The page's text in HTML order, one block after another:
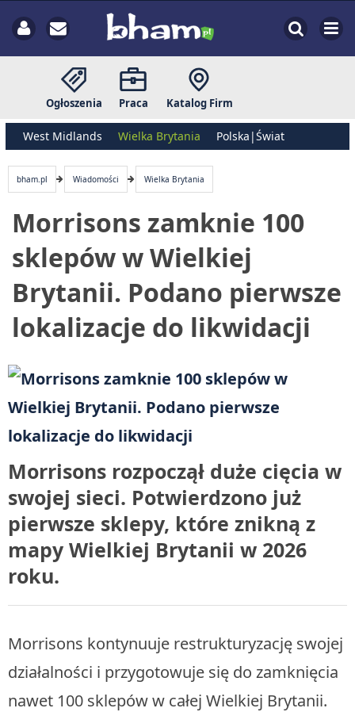
Ogłoszenia Praca Katalog Firm
West Midlands Wielka Brytania Polska|Świat
bham.pl Wiadomości Wielka Brytania
Morrisons zamknie 100
sklepów w Wielkiej
Brytanii. Podano pierwsze
lokalizacje do likwidacji
Morrisons rozpoczął duże cięcia w
swojej sieci. Potwierdzono już
pierwsze sklepy, które znikną z
mapy Wielkiej Brytanii w 2026
roku.
Morrisons kontynuuje restrukturyzację swojej
działalności i przygotowuje się do zamknięcia
nawet 100 sklepów w całej Wielkiej Brytanii.